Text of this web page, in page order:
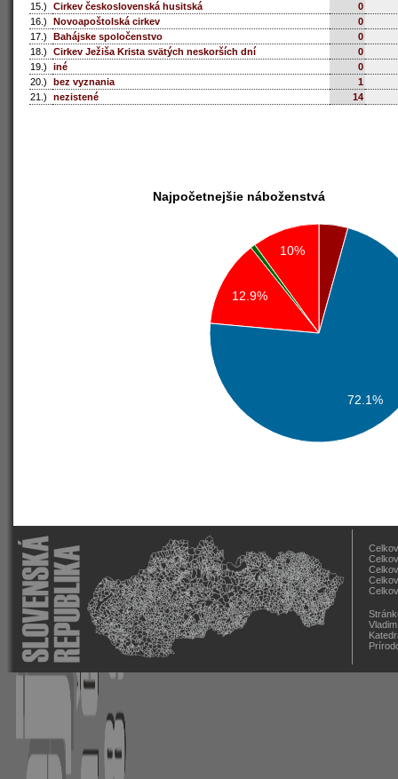
15.)
Cirkev československá husitská
0
16.)
Novoapoštolská cirkev
0
17.)
Bahájske spoločenstvo
0
18.)
Cirkev Ježiša Krista svätých neskorších dní
0
19.)
iné
0
20.)
bez vyznania
1
21.)
nezistené 14
Najpočetnejšie náboženstvá
10%
12.9%
72.1%